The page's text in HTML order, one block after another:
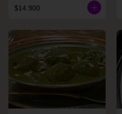
$14.900